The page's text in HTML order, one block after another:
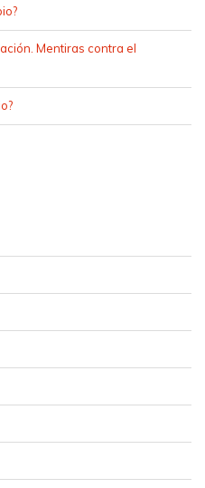
Mentiras contra el